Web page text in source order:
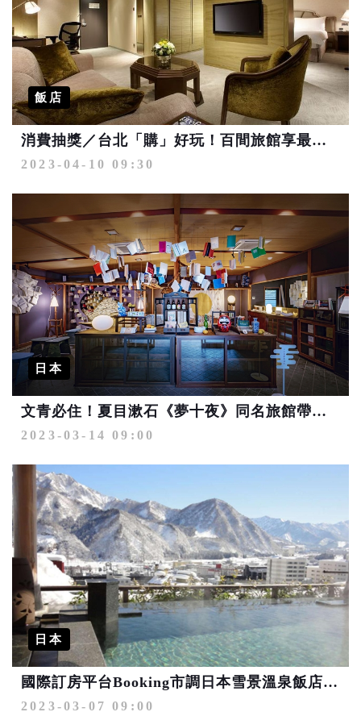
飯店
消費抽獎／台北「購」好玩！百間旅館享最高優惠入住4晚6千起
2023-04-10 09:30
日本
文青必住！夏目漱石《夢十夜》同名旅館帶來夢之入住體驗
2023-03-14 09:00
日本
國際訂房平台Booking市調日本雪景溫泉飯店TOP5出爐
2023-03-07 09:00